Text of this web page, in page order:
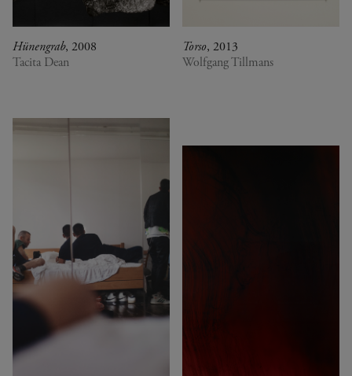
Hünengrab, 2008
Tacita Dean
Torso, 2013
Wolfgang Tillmans